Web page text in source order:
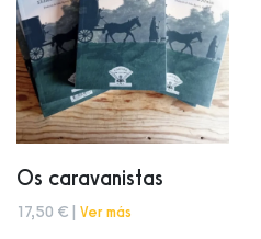
Os caravanistas
17,50 € | Ver más